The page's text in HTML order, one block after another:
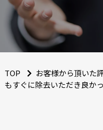
TOP お客様から頂いた
もすぐに除去いただき良かっ